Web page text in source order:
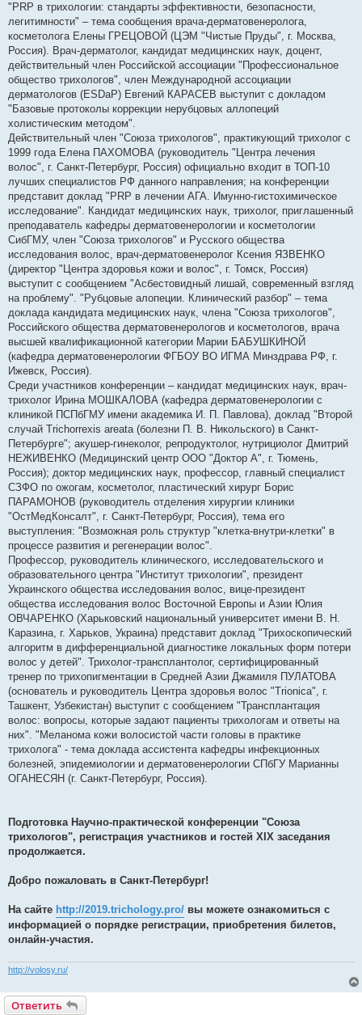
"PRP в трихологии: стандарты эффективности, безопасности,
легитимности" – тема сообщения врача-дерматовенеролога,
косметолога Елены ГРЕЦОВОЙ (ЦЭМ "Чистые Пруды", г. Москва,
Россия). Врач-дерматолог, кандидат медицинских наук, доцент,
действительный член Российской ассоциации "Профессиональное
общество трихологов", член Международной ассоциации
дерматологов (ESDaP) Евгений КАРАСЕВ выступит с докладом
"Базовые протоколы коррекции нерубцовых аллопеций
холистическим методом".
Действительный член "Союза трихологов", практикующий трихолог с
1999 года Елена ПАХОМОВА (руководитель "Центра лечения
волос", г. Санкт-Петербург, Россия) официально входит в ТОП-10
лучших специалистов РФ данного направления; на конференции
представит доклад "PRP в лечении АГА. Имунно-гистохимическое
исследование". Кандидат медицинских наук, трихолог, приглашенный
преподаватель кафедры дерматовенерологии и косметологии
СибГМУ, член "Союза трихологов" и Русского общества
исследования волос, врач-дерматовенеролог Ксения ЯЗВЕНКО
(директор "Центра здоровья кожи и волос", г. Томск, Россия)
выступит с сообщением "Асбестовидный лишай, современный взгляд
на проблему". "Рубцовые алопеции. Клинический разбор" – тема
доклада кандидата медицинских наук, члена "Союза трихологов",
Российского общества дерматовенерологов и косметологов, врача
высшей квалификационной категории Марии БАБУШКИНОЙ
(кафедра дерматовенерологии ФГБОУ ВО ИГМА Минздрава РФ, г.
Ижевск, Россия).
Среди участников конференции – кандидат медицинских наук, врач-
трихолог Ирина МОШКАЛОВА (кафедра дерматовенерологии с
клиникой ПСПбГМУ имени академика И. П. Павлова), доклад "Второй
случай Trichorrexis areata (болезни П. В. Никольского) в Санкт-
Петербурге"; акушер-гинеколог, репродуктолог, нутрициолог Дмитрий
НЕЖИВЕНКО (Медицинский центр ООО "Доктор А", г. Тюмень,
Россия); доктор медицинских наук, профессор, главный специалист
СЗФО по ожогам, косметолог, пластический хирург Борис
ПАРАМОНОВ (руководитель отделения хирургии клиники
"ОстМедКонсалт", г. Санкт-Петербург, Россия), тема его
выступления: "Возможная роль структур "клетка-внутри-клетки" в
процессе развития и регенерации волос".
Профессор, руководитель клинического, исследовательского и
образовательного центра "Институт трихологии", президент
Украинского общества исследования волос, вице-президент
общества исследования волос Восточной Европы и Азии Юлия
ОВЧАРЕНКО (Харьковский национальный университет имени В. Н.
Каразина, г. Харьков, Украина) представит доклад "Трихоскопический
алгоритм в дифференциальной диагностике локальных форм потери
волос у детей". Трихолог-трансплантолог, сертифицированный
тренер по трихопигментации в Средней Азии Джамиля ПУЛАТОВА
(основатель и руководитель Центра здоровья волос "Trionica", г.
Ташкент, Узбекистан) выступит с сообщением "Трансплантация
волос: вопросы, которые задают пациенты трихологам и ответы на
них". "Меланома кожи волосистой части головы в практике
трихолога" - тема доклада ассистента кафедры инфекционных
болезней, эпидемиологии и дерматовенерологии СПбГУ Марианны
ОГАНЕСЯН (г. Санкт-Петербург, Россия).
Подготовка Научно-практической конференции "Союза
трихологов", регистрация участников и гостей XIX заседания
продолжается.
Добро пожаловать в Санкт-Петербург!
На сайте http://2019.trichology.pro/ вы можете ознакомиться с
информацией о порядке регистрации, приобретения билетов,
онлайн-участия.
http://volosy.ru/
Ответить